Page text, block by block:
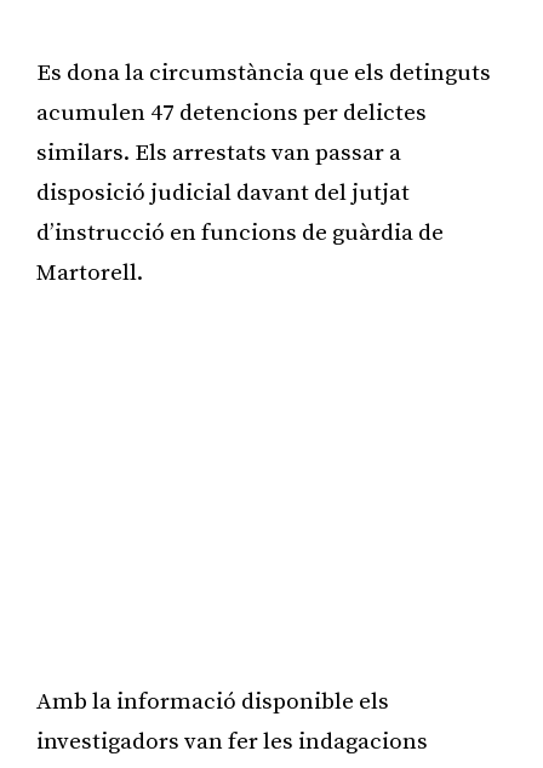
Es dona la circumstància que els detinguts
acumulen 47 detencions per delictes
similars. Els arrestats van passar a
disposició judicial davant del jutjat
d’instrucció en funcions de guàrdia de
Martorell.
Amb la informació disponible els
investigadors van fer les indagacions